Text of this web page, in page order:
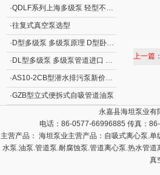
·QDLF系列上海多级泵 轻型不锈钢立式多级离心泵
·往复式真空泵选型
· D型多级泵 多级泵原理 D型卧式分段式清水多级泵
· DL型多级泵 多级泵管道进口 DL型立式清水多级泵
·AS10-2CB型潜水排污泵新价格 撕裂式潜水排污泵AS型 立式排污泵
·GZB型立式便拆式自吸管道油泵
上一篇：
永嘉县海坦泵业有
电话：86-0577-66996885 传真：
主营产品： 海坦泵业主营产品：自吸式离心泵.
水泵.油泵.管道泵.耐腐蚀泵.管道离心泵.热水管
真